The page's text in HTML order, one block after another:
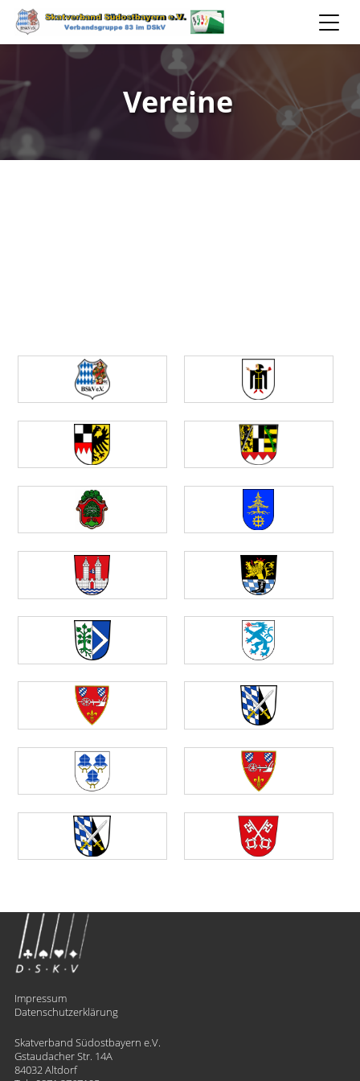
Vereine
Impressum
Datenschutzerklärung
Skatverband Südostbayern e.V.
Gstaudacher Str. 14A
84032 Altdorf